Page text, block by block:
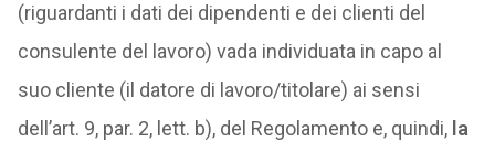
(riguardanti i dati dei dipendenti e dei clienti del
consulente del lavoro) vada individuata in capo al
suo cliente (il datore di lavoro/titolare) ai sensi
dell’art. 9, par. 2, lett. b), del Regolamento e, quindi, la